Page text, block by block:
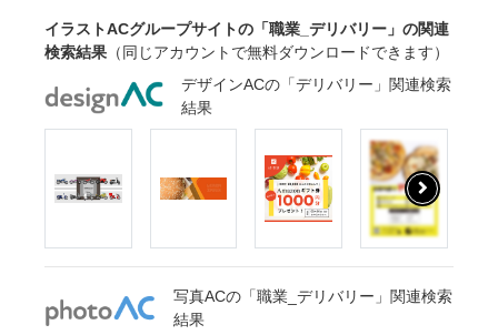
イラストACグループサイトの「職業_デリバリー」の関連
検索結果 （同じアカウントで無料ダウンロードできます）
デザインACの「デリバリー」関連検索
結果
写真ACの「職業_デリバリー」関連検索
結果